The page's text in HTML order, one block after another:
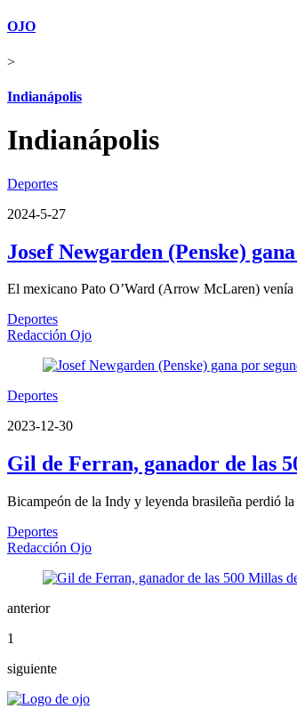
OJO
>
Indianápolis
Indianápolis
Deportes
2024-5-27
Josef Newgarden (Penske)
El mexicano Pato O’Ward (Arrow McLaren)
Deportes
Redacción Ojo
Deportes
2023-12-30
Gil de Ferran, ganador de las
Bicampeón de la Indy y leyenda brasileña perdió
Deportes
Redacción Ojo
anterior
1
siguiente